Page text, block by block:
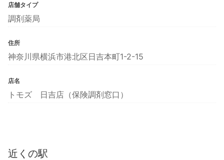
店舗タイプ
調剤薬局
住所
神奈川県横浜市港北区日吉本町1-2-15
店名
トモズ 日吉店（保険調剤窓口）
近くの駅